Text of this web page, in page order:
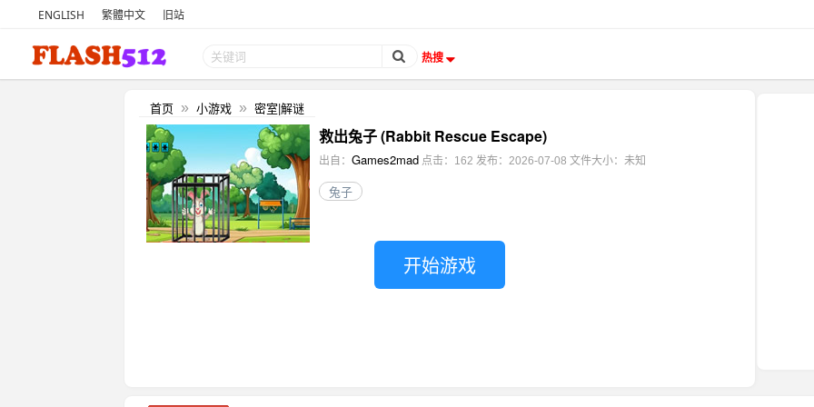
ENGLISH 繁體中文 旧站
热搜
首页 » 小游戏 » 密室|解谜
救出兔子 (Rabbit Rescue Escape)
出自： Games2mad 点击：162 发布：2026-07-08 文件大小：未知
兔子
开始游戏